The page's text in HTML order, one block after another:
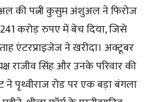
की पत्नी कुसुम अंशुअल ने फिरोज
करोड़ रुपए में बेच दिया, जिसे
एंटरप्राइजेज ने खरीदा। अक्टूबर
राजीव सिंह और उनके परिवार की
ने पृथ्वीराज रोड पर एक बड़ा बंगला